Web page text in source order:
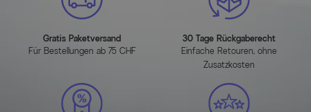
MEHR INFOS HIER
Gratis Paketversand
Für Bestellungen ab 75 CHF
30 Tage Rückgaberecht
Einfache Retouren, ohne
Zusatzkosten